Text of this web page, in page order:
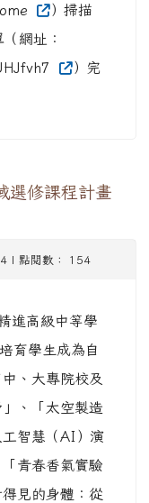
）掃描
網址：
）完
選修課程計畫
| 點閱數： 154
進高級中等學
育學生成為自
、大專院校及
、「太空製造
智慧（AI）演
青春香氣實驗
見的身體：從